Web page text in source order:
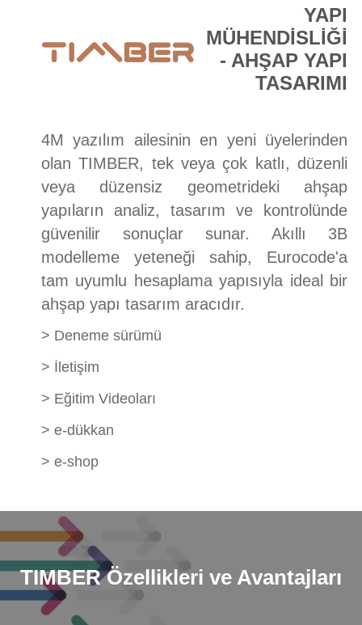
YAPI
MÜHENDİSLİĞİ
- AHŞAP YAPI
TASARIMI
4M yazılım ailesinin en yeni üyelerinden
olan TIMBER, tek veya çok katlı, düzenli
veya düzensiz geometrideki ahşap
yapıların analiz, tasarım ve kontrolünde
güvenilir sonuçlar sunar. Akıllı 3B
modelleme yeteneği sahip, Eurocode'a
tam uyumlu hesaplama yapısıyla ideal bir
ahşap yapı tasarım aracıdır.
> Deneme sürümü
> İletişim
> Eğitim Videoları
> e-dükkan
> e-shop
TIMBERÖzellikleri ve Avantajları